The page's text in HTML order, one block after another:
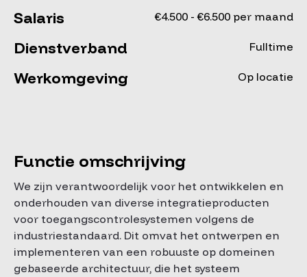
Salaris €4.500 - €6.500 per maand
Dienstverband Fulltime
Werkomgeving Op locatie
Functie omschrijving
We zijn verantwoordelijk voor het ontwikkelen en
onderhouden van diverse integratieproducten
voor toegangscontrolesystemen volgens de
industriestandaard. Dit omvat het ontwerpen en
implementeren van een robuuste op domeinen
gebaseerde architectuur, die het systeem